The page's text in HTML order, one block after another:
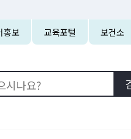
홍보 교육포털 보건소